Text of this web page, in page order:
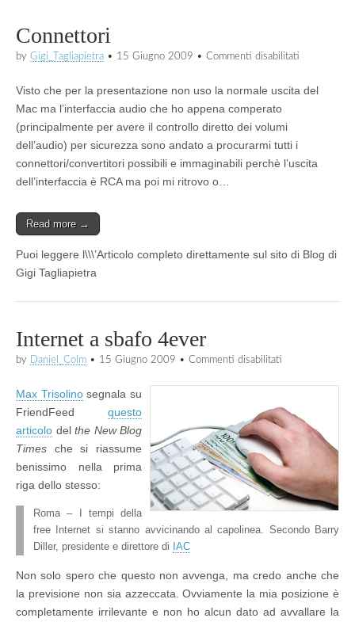
Connettori
by Gigi_Tagliapietra • 15 Giugno 2009 • Commenti disabilitati
Visto che per la presentazione non uso la normale uscita del
Mac ma l’interfaccia audio che ho appena comperato
(principalmente per avere il controllo diretto dei volumi
dell’audio) per sicurezza sono andato a procurarmi tutti i
connettori/convertitori possibili e immaginabili perchè l’uscita
dell’interfaccia è RCA ma poi mi ritrovo o…
Read more →
Puoi leggere l\\\’Articolo completo direttamente sul sito di Blog di
Gigi Tagliapietra
Internet a sbafo 4ever
by Daniel_Colm • 15 Giugno 2009 • Commenti disabilitati
a
4ever
Max Trisolinosegnala su
FriendFeed questo
articolo del the New Blog
Times che si riassume
benissimo nella prima
riga dello stesso:
Roma – I tempi della
free Internet si stanno avvicinando al capolinea. Secondo Barry
Diller, presidente e direttore di
IAC
Non solo spero che questo non avvenga, ma credo anche che
la previsione non sia azzeccata. Ovviamente la mia posizione è
completamente irrilevante e non ho alcun dato ad avvallare la